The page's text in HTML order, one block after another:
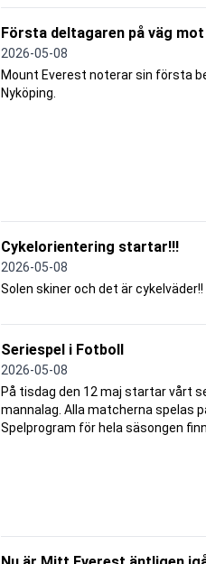
Första deltagaren på väg
2026-05-08
Mount Everest noterar sin första
Nyköping.
Cykelorientering startar!!!
2026-05-08
Solen skiner och det är cykelväder!!
Seriespel i Fotboll
2026-05-08
På tisdag den 12 maj startar vårt
mannalag. Alla matcherna spelas
Spelprogram för hela säsongen